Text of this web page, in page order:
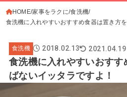
HOME 家事をラクに 食洗機
食洗機に入れやすいおすすめ食器は置き方
食洗機 2018.02.13 2021.04.19
食洗機に入れやすいおすす
ばないイッタラですよ！